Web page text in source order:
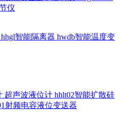
仪
hhgl智能隔离器 hwdb智能温度变
超声波液位计 hhlt02智能扩散硅
射频电容液位变送器